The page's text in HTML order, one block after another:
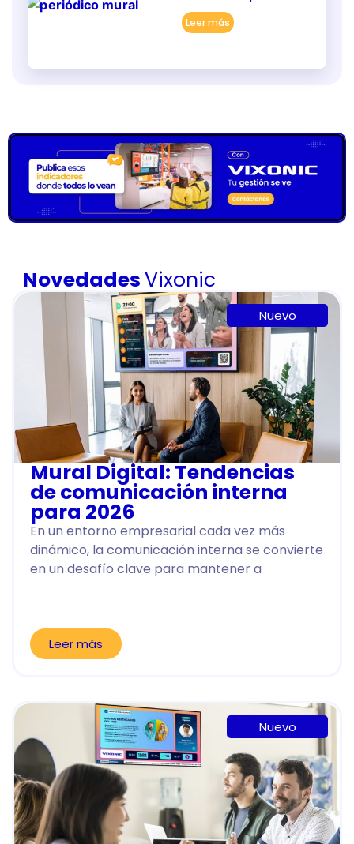
Leer más
NovedadesVixonic
Nuevo
Mural Digital: Tendencias
de comunicación interna
para 2026
En un entorno empresarial cada vez más
dinámico, la comunicación interna se convierte
en un desafío clave para mantener a
Leer más
Nuevo